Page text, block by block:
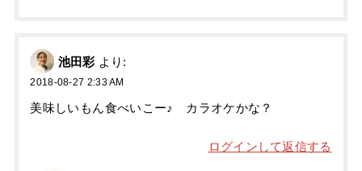
池田彩 より:
2018-08-27 2:33 AM
美味しいもん食べいこー♪ カラオケかな？
ログインして返信する